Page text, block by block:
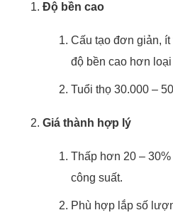
Độ bền cao
Cấu tạo đơn giản,
độ bền cao hơn
Tuổi thọ 30.000 –
Giá thành hợp lý
Thấp hơn 20 –
công suất.
Phù hợp lắp số